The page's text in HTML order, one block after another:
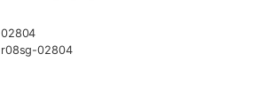
02804
r08sg-02804